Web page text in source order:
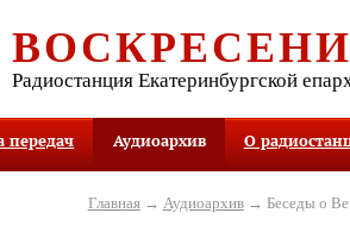
Радиостанция Екатеринбургской
передач Аудиоархив О
Главная→ Аудиоархив→ Беседы о